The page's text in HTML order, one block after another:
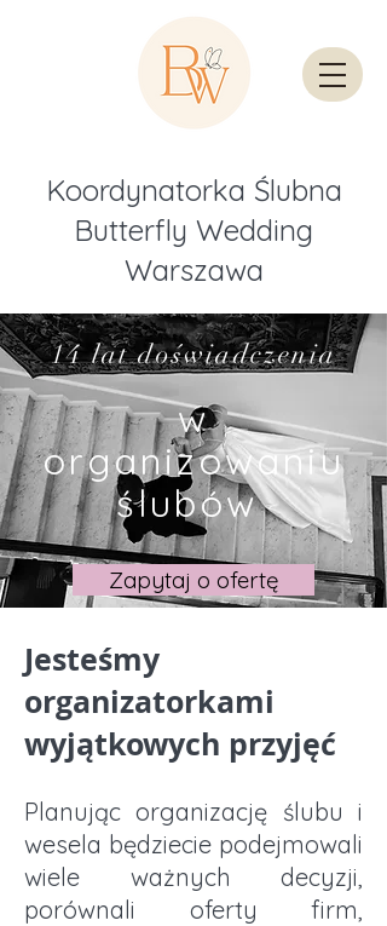
Koordynatorka Ślubna
Butterfly Wedding
Warszawa
14 lat doświadczenia
w
organizowaniu
ślubów
Zapytaj o ofertę
Jesteśmy
organizatorkami
wyjątkowych przyjęć
Planując organizację ślubu i
wesela będziecie podejmowali
wiele ważnych decyzji,
porównali oferty firm,